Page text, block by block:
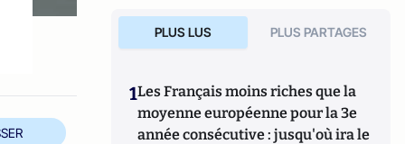
PLUS LUS PLUS PARTAGES
1Les Français moins riches que la
moyenne européenne pour la 3e
année consécutive : jusqu'où ira le